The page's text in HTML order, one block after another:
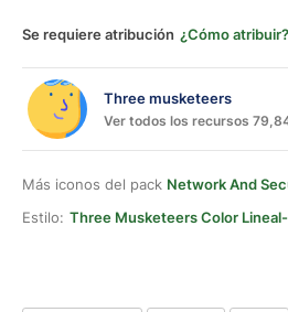
Se requiere atribución ¿Cómo atribuir?
Three musketeers
Ver todos los recursos
Más iconos del pack Network And
Estilo: Three Musketeers Color